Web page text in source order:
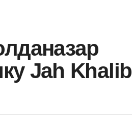
Jah Khalib